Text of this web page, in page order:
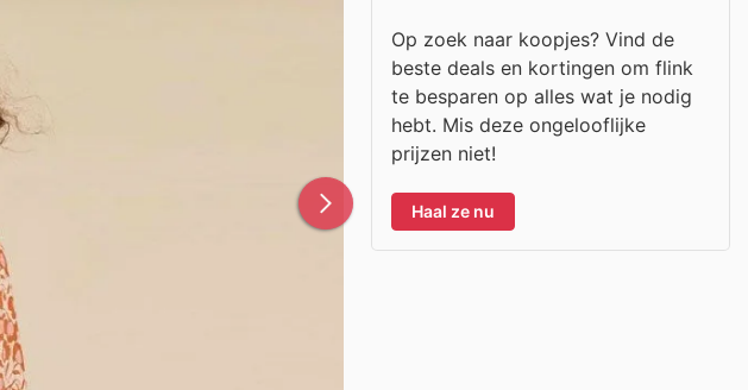
Op zoek naar koopjes? Vind de
beste deals en kortingen om flink
te besparen op alles wat je nodig
hebt. Mis deze ongelooflijke
prijzen niet!
Haal ze nu